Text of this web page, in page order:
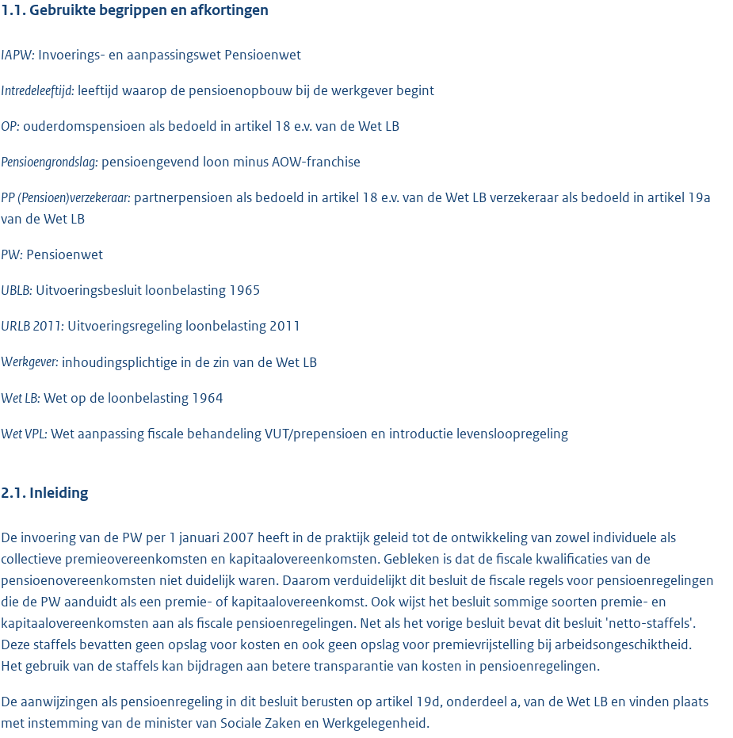
1.1. Gebruikte begrippen en afkortingen
IAPW: Invoerings- en aanpassingswet Pensioenwet
Intredeleeftijd: leeftijd waarop de pensioenopbouw bij de werkgever begint
OP: ouderdomspensioen als bedoeld in artikel 18 e.v. van de Wet LB
Pensioengrondslag: pensioengevend loon minus AOW-franchise
PP (Pensioen)verzekeraar: partnerpensioen als bedoeld in artikel 18 e.v. van de Wet LB verzekeraar als bedoeld in artikel 19a
van de Wet LB
PW: Pensioenwet
UBLB: Uitvoeringsbesluit loonbelasting 1965
URLB 2011: Uitvoeringsregeling loonbelasting 2011
Werkgever: inhoudingsplichtige in de zin van de Wet LB
Wet LB: Wet op de loonbelasting 1964
Wet VPL: Wet aanpassing fiscale behandeling VUT/prepensioen en introductie levensloopregeling
2.1. Inleiding
De invoering van de PW per 1 januari 2007 heeft in de praktijk geleid tot de ontwikkeling van zowel individuele als
collectieve premieovereenkomsten en kapitaalovereenkomsten. Gebleken is dat de fiscale kwalificaties van de
pensioenovereenkomsten niet duidelijk waren. Daarom verduidelijkt dit besluit de fiscale regels voor pensioenregelingen
die de PW aanduidt als een premie- of kapitaalovereenkomst. Ook wijst het besluit sommige soorten premie- en
kapitaalovereenkomsten aan als fiscale pensioenregelingen. Net als het vorige besluit bevat dit besluit 'netto-staffels'.
Deze staffels bevatten geen opslag voor kosten en ook geen opslag voor premievrijstelling bij arbeidsongeschiktheid.
Het gebruik van de staffels kan bijdragen aan betere transparantie van kosten in pensioenregelingen.
De aanwijzingen als pensioenregeling in dit besluit berusten op artikel 19d, onderdeel a, van de Wet LB en vinden plaats
met instemming van de minister van Sociale Zaken en Werkgelegenheid.